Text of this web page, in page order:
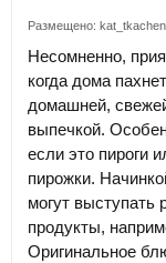
Размещено:
Несомненно,
когда дома пахнет
домашней,
выпечкой.
если это пироги
пирожки.
могут выступать
продукты,
Оригинальное